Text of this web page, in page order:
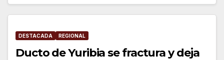
DESTACADA REGIONAL
Ducto de Yuribia se fractura y deja